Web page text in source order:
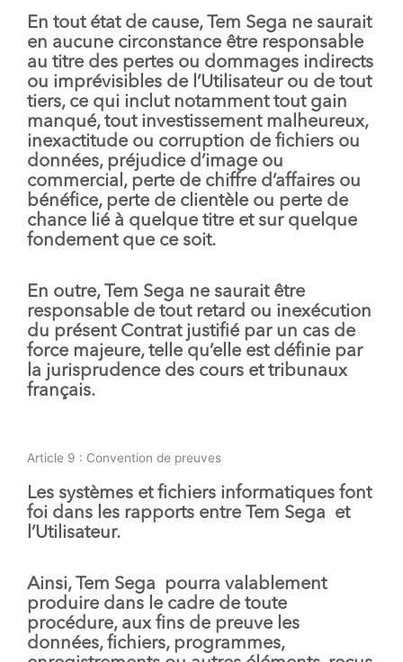
En tout état de cause, Tem Sega ne saurait
en aucune circonstance être responsable
au titre des pertes ou dommages indirects
ou imprévisibles de l’Utilisateur ou de tout
tiers, ce qui inclut notamment tout gain
manqué, tout investissement malheureux,
inexactitude ou corruption de fichiers ou
données, préjudice d’image ou
commercial, perte de chiffre d’affaires ou
bénéfice, perte de clientèle ou perte de
chance lié à quelque titre et sur quelque
fondement que ce soit.
En outre, Tem Sega ne saurait être
responsable de tout retard ou inexécution
du présent Contrat justifié par un cas de
force majeure, telle qu’elle est définie par
la jurisprudence des cours et tribunaux
français.
Article 9 : Convention de preuves
Les systèmes et fichiers informatiques font
foi dans les rapports entre Tem Sega et
l’Utilisateur.
Ainsi, Tem Sega pourra valablement
produire dans le cadre de toute
procédure, aux fins de preuve les
données, fichiers, programmes,